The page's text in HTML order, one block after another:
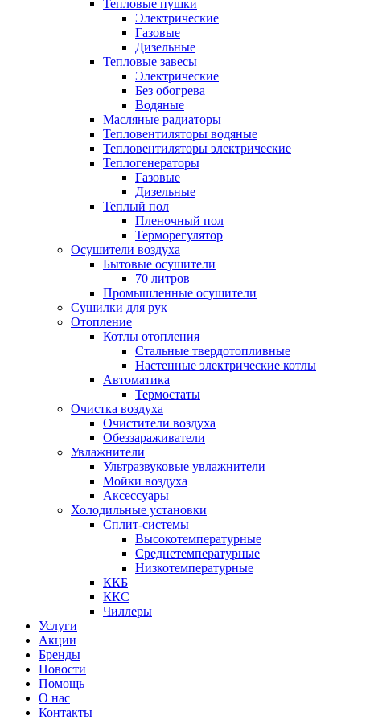
Тепловые пушки
Электрические
Газовые
Дизельные
Тепловые завесы
Электрические
Без обогрева
Водяные
Масляные радиаторы
Тепловентиляторы водяные
Тепловентиляторы электрические
Теплогенераторы
Газовые
Дизельные
Теплый пол
Пленочный пол
Терморегулятор
Осушители воздуха
Бытовые осушители
70 литров
Промышленные осушители
Сушилки для рук
Отопление
Котлы отопления
Стальные твердотопливные
Настенные электрические котлы
Автоматика
Термостаты
Очистка воздуха
Очистители воздуха
Обеззараживатели
Увлажнители
Ультразвуковые увлажнители
Мойки воздуха
Аксессуары
Холодильные установки
Сплит-системы
Высокотемпературные
Среднетемпературные
Низкотемпературные
ККБ
ККС
Чиллеры
Услуги
Акции
Бренды
Новости
Помощь
О нас
Контакты